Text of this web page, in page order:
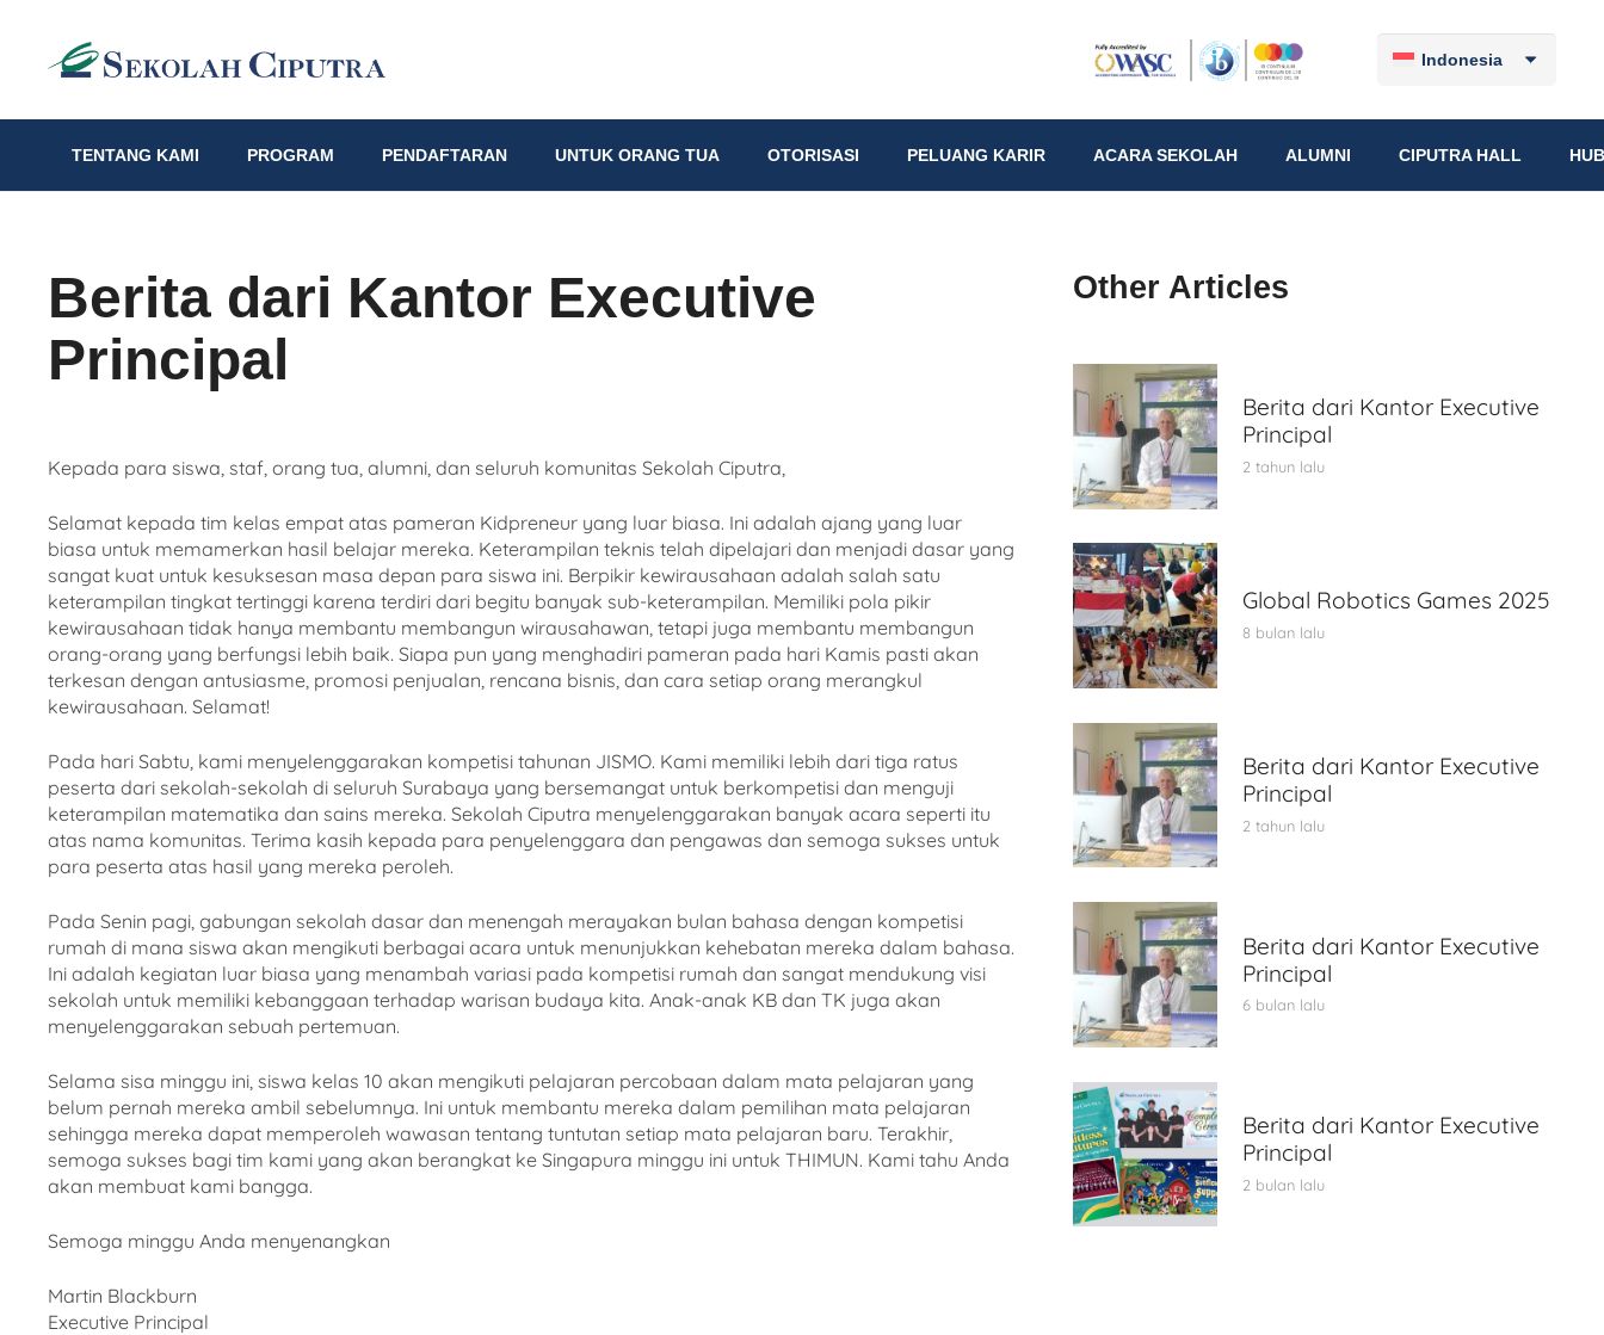
Indonesia
TENTANG KAMI PROGRAM PENDAFTARAN UNTUK ORANG TUA OTORISASI PELUANG KARIR ACARA SEKOLAH ALUMNI CIPUTRA HALL
Berita dari Kantor Executive
Principal
Kepada para siswa, staf, orang tua, alumni, dan seluruh komunitas Sekolah Ciputra,
Selamat kepada tim kelas empat atas pameran Kidpreneur yang luar biasa. Ini adalah ajang yang luar
biasa untuk memamerkan hasil belajar mereka. Keterampilan teknis telah dipelajari dan menjadi dasar yang
sangat kuat untuk kesuksesan masa depan para siswa ini. Berpikir kewirausahaan adalah salah satu
keterampilan tingkat tertinggi karena terdiri dari begitu banyak sub-keterampilan. Memiliki pola pikir
kewirausahaan tidak hanya membantu membangun wirausahawan, tetapi juga membantu membangun
orang-orang yang berfungsi lebih baik. Siapa pun yang menghadiri pameran pada hari Kamis pasti akan
terkesan dengan antusiasme, promosi penjualan, rencana bisnis, dan cara setiap orang merangkul
kewirausahaan. Selamat!
Pada hari Sabtu, kami menyelenggarakan kompetisi tahunan JISMO. Kami memiliki lebih dari tiga ratus
peserta dari sekolah-sekolah di seluruh Surabaya yang bersemangat untuk berkompetisi dan menguji
keterampilan matematika dan sains mereka. Sekolah Ciputra menyelenggarakan banyak acara seperti itu
atas nama komunitas. Terima kasih kepada para penyelenggara dan pengawas dan semoga sukses untuk
para peserta atas hasil yang mereka peroleh.
Pada Senin pagi, gabungan sekolah dasar dan menengah merayakan bulan bahasa dengan kompetisi
rumah di mana siswa akan mengikuti berbagai acara untuk menunjukkan kehebatan mereka dalam bahasa.
Ini adalah kegiatan luar biasa yang menambah variasi pada kompetisi rumah dan sangat mendukung visi
sekolah untuk memiliki kebanggaan terhadap warisan budaya kita. Anak-anak KB dan TK juga akan
menyelenggarakan sebuah pertemuan.
Selama sisa minggu ini, siswa kelas 10 akan mengikuti pelajaran percobaan dalam mata pelajaran yang
belum pernah mereka ambil sebelumnya. Ini untuk membantu mereka dalam pemilihan mata pelajaran
sehingga mereka dapat memperoleh wawasan tentang tuntutan setiap mata pelajaran baru. Terakhir,
semoga sukses bagi tim kami yang akan berangkat ke Singapura minggu ini untuk THIMUN. Kami tahu Anda
akan membuat kami bangga.
Semoga minggu Anda menyenangkan
Martin Blackburn
Executive Principal
Other Articles
Berita dari Kantor Executive
Principal
2 tahun lalu
Global Robotics Games 2025
8 bulan lalu
Berita dari Kantor Executive
Principal
2 tahun lalu
Berita dari Kantor Executive
Principal
6 bulan lalu
Berita dari Kantor Executive
Principal
2 bulan lalu